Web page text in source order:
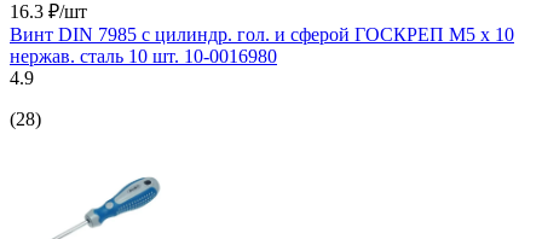
16.3 ₽/шт
Винт DIN 7985 с цилиндр. гол. и сферой ГОСКРЕП М5 х 10
нержав. сталь 10 шт. 10-0016980
4.9
(28)